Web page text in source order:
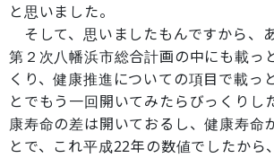
と思いました。
そして、思いましたもんですから、
第２次八幡浜市総合計画の中にも載っ
くり、健康推進についての項目で載っ
とでもう一回開いてみたらびっくりし
康寿命の差は開いておるし、健康寿命
とで、これ平成22年の数値でしたから